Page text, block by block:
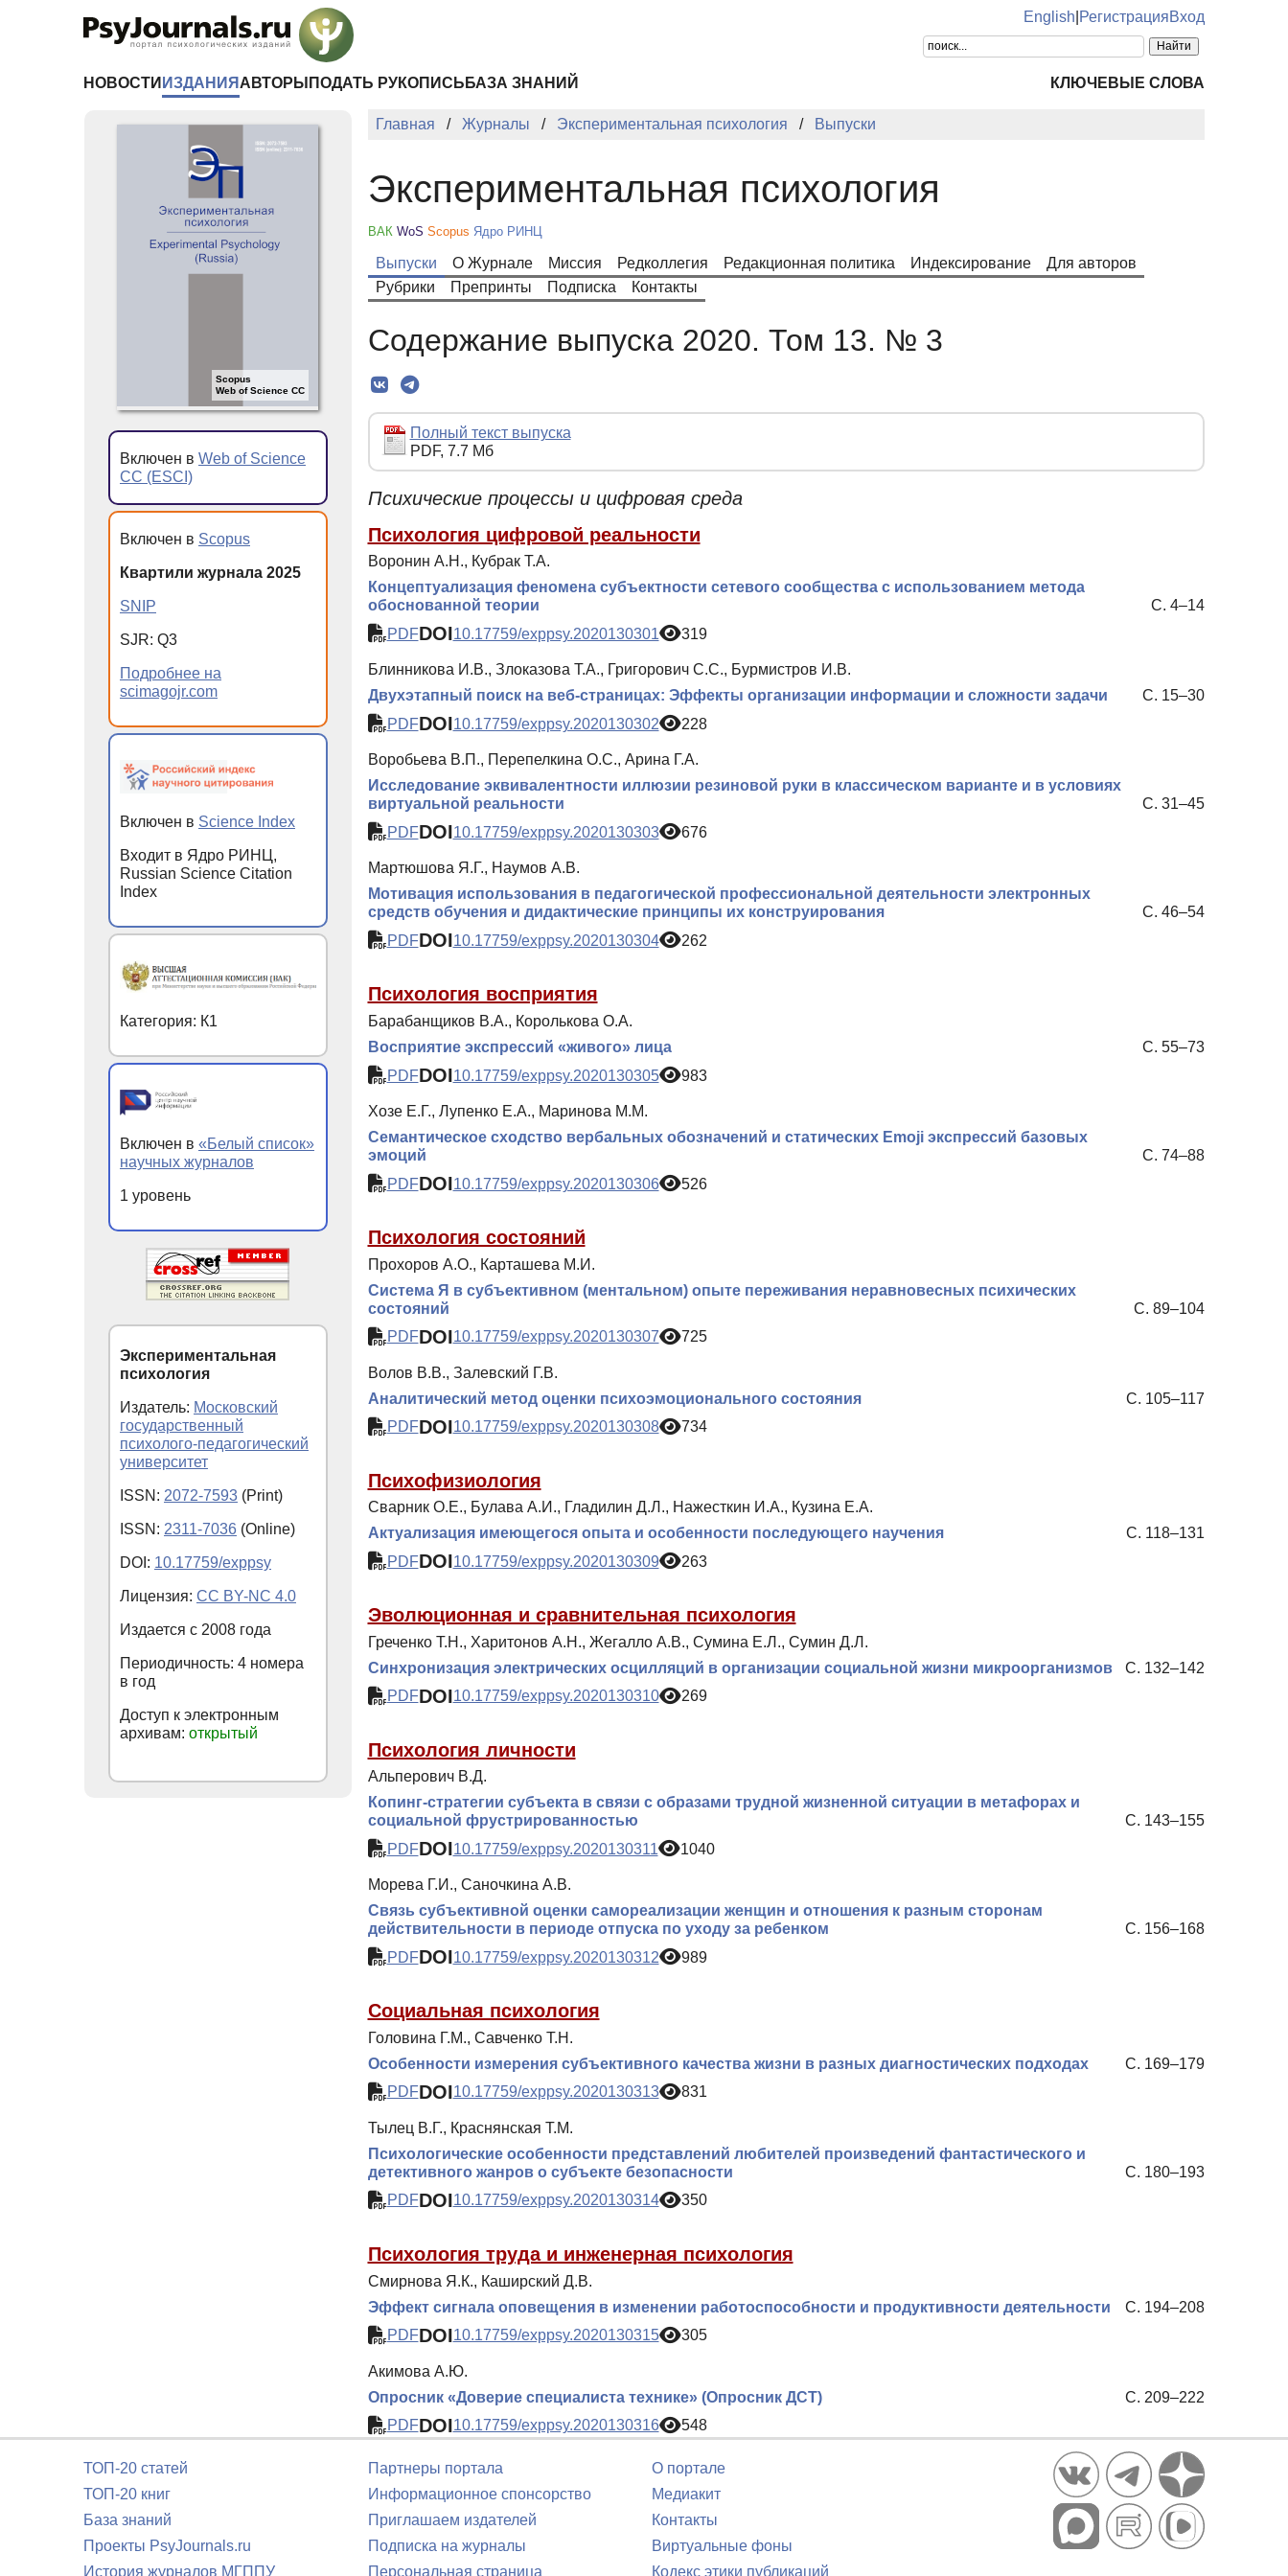
English РегистрацияВход
НОВОСТИ ИЗДАНИЯ АВТОРЫ ПОДАТЬ РУКОПИСЬ БАЗА ЗНАНИЙ КЛЮЧЕВЫЕ СЛОВА
Главная Журналы Экспериментальная психология Выпуски
Экспериментальная психология
ВАК WoS Scopus Ядро РИНЦ
Выпуски О Журнале Миссия Редколлегия Редакционная политика Индексирование
Для авторов
Рубрики
Препринты Подписка Контакты
Содержание выпуска 2020. Том 13. № 3
Полный текст выпуска
PDF, 7.7 Мб
Психические процессы и цифровая среда
Психология цифровой реальности
Воронин А.Н., Кубрак Т.А.
Концептуализация феномена субъектности сетевого сообщества с использованием метода
обоснованной теории
С. 4–14
PDFDOI10.17759/exppsy.2020130301 319
Блинникова И.В., Злоказова Т.А., Григорович С.С., Бурмистров И.В.
Двухэтапный поиск на веб-страницах: Эффекты организации информации и сложности задачи
С. 15–30
PDFDOI10.17759/exppsy.2020130302 228
Воробьева В.П., Перепелкина О.С., Арина Г.А.
Исследование эквивалентности иллюзии резиновой руки в классическом варианте и в условиях
виртуальной реальности
С. 31–45
PDFDOI10.17759/exppsy.2020130303 676
Мартюшова Я.Г., Наумов А.В.
Мотивация использования в педагогической профессиональной деятельности электронных
средств обучения и дидактические принципы их конструирования
С. 46–54
PDFDOI10.17759/exppsy.2020130304 262
Психология восприятия
Барабанщиков В.А., Королькова О.А.
Восприятие экспрессий «живого» лица
С. 55–73
PDFDOI10.17759/exppsy.2020130305 983
Хозе Е.Г., Лупенко Е.А., Маринова М.М.
Семантическое сходство вербальных обозначений и статических Emoji экспрессий базовых
эмоций
С. 74–88
PDFDOI10.17759/exppsy.2020130306 526
Психология состояний
Прохоров А.О., Карташева М.И.
Система Я в субъективном (ментальном) опыте переживания неравновесных психических
состояний
С. 89–104
PDFDOI10.17759/exppsy.2020130307 725
Волов В.В., Залевский Г.В.
Аналитический метод оценки психоэмоционального состояния
С. 105–117
PDFDOI10.17759/exppsy.2020130308 734
Психофизиология
Сварник О.Е., Булава А.И., Гладилин Д.Л., Нажесткин И.А., Кузина Е.А.
Актуализация имеющегося опыта и особенности последующего научения
С. 118–131
PDFDOI10.17759/exppsy.2020130309 263
Эволюционная и сравнительная психология
Греченко Т.Н., Харитонов А.Н., Жегалло А.В., Сумина Е.Л., Сумин Д.Л.
Синхронизация электрических осцилляций в организации социальной жизни микроорганизмов
С. 132–142
PDFDOI10.17759/exppsy.2020130310 269
Психология личности
Альперович В.Д.
Копинг-стратегии субъекта в связи с образами трудной жизненной ситуации в метафорах и
социальной фрустрированностью
С. 143–155
PDFDOI10.17759/exppsy.2020130311 1040
Морева Г.И., Саночкина А.В.
Связь субъективной оценки самореализации женщин и отношения к разным сторонам
действительности в периоде отпуска по уходу за ребенком
С. 156–168
PDFDOI10.17759/exppsy.2020130312 989
Социальная психология
Головина Г.М., Савченко Т.Н.
Особенности измерения субъективного качества жизни в разных диагностических подходах
С. 169–179
PDFDOI10.17759/exppsy.2020130313 831
Тылец В.Г., Краснянская Т.М.
Психологические особенности представлений любителей произведений фантастического и
детективного жанров о субъекте безопасности
С. 180–193
PDFDOI10.17759/exppsy.2020130314 350
Психология труда и инженерная психология
Смирнова Я.К., Каширский Д.В.
Эффект сигнала оповещения в изменении работоспособности и продуктивности деятельности
С. 194–208
PDFDOI10.17759/exppsy.2020130315 305
Акимова А.Ю.
Опросник «Доверие специалиста технике» (Опросник ДСТ)
С. 209–222
PDFDOI10.17759/exppsy.2020130316 548
Scopus
Web of Science CC
Включен в Web of Science
CC (ESCI)
Включен в Scopus
Квартили журнала 2025
SNIP
SJR: Q3
Подробнее на
scimagojr.com
Включен в Science Index
Входит в Ядро РИНЦ,
Russian Science Citation
Index
Категория: К1
Включен в «Белый список»
научных журналов
1 уровень
Экспериментальная
психология
Издатель: Московский
государственный
психолого-педагогический
университет
ISSN: 2072-7593 (Print)
ISSN: 2311-7036 (Online)
DOI: 10.17759/exppsy
Лицензия: CC BY-NC 4.0
Издается с 2008 года
Периодичность: 4 номера
в год
Доступ к электронным
архивам: открытый
ТОП-20 статей
ТОП-20 книг
База знаний
Проекты PsyJournals.ru
История журналов МГППУ
Партнеры портала
Информационное спонсорство
Приглашаем издателей
Подписка на журналы
Персональная страница
О портале
Медиакит
Контакты
Виртуальные фоны
Кодекс этики публикаций